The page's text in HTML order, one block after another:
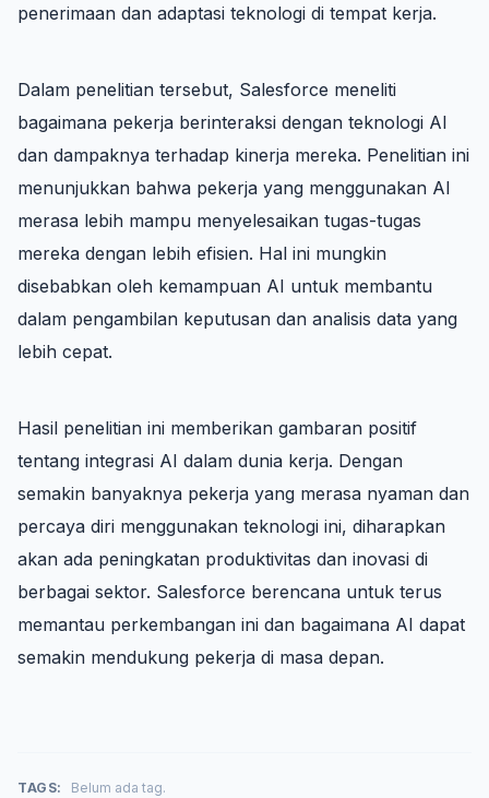
penerimaan dan adaptasi teknologi di tempat kerja.
Dalam penelitian tersebut, Salesforce meneliti
bagaimana pekerja berinteraksi dengan teknologi AI
dan dampaknya terhadap kinerja mereka. Penelitian ini
menunjukkan bahwa pekerja yang menggunakan AI
merasa lebih mampu menyelesaikan tugas-tugas
mereka dengan lebih efisien. Hal ini mungkin
disebabkan oleh kemampuan AI untuk membantu
dalam pengambilan keputusan dan analisis data yang
lebih cepat.
Hasil penelitian ini memberikan gambaran positif
tentang integrasi AI dalam dunia kerja. Dengan
semakin banyaknya pekerja yang merasa nyaman dan
percaya diri menggunakan teknologi ini, diharapkan
akan ada peningkatan produktivitas dan inovasi di
berbagai sektor. Salesforce berencana untuk terus
memantau perkembangan ini dan bagaimana AI dapat
semakin mendukung pekerja di masa depan.
TAGS: Belum ada tag.